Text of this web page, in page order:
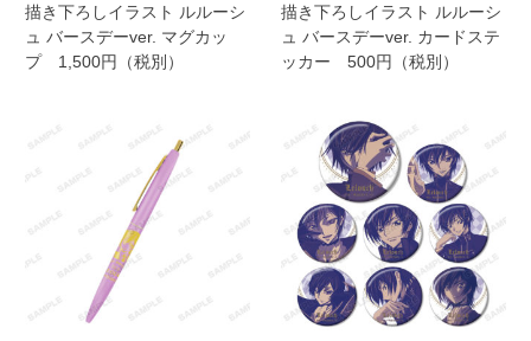
描き下ろしイラスト ルルーシ
ュ バースデーver. マグカッ
プ 1,500円（税別）
描き下ろしイラスト ルルーシ
ュ バースデーver. カードステ
ッカー 500円（税別）